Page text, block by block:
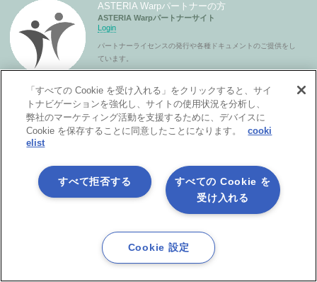
ASTERIA Warpパートナーの方
ASTERIA Warpパートナーサイト
Login
パートナーライセンスの発行や各種ドキュメントのご提供をし
ています。
製品サービス
「すべての Cookie を受け入れる」をクリックすると、サイ
トナビゲーションを強化し、サイトの使用状況を分析し、
弊社のマーケティング活動を支援するために、デバイスに
Cookie を保存することに同意したことになります。
cooki
elist
すべての Cookie を
受け入れる
すべて拒否する
Cookie 設定